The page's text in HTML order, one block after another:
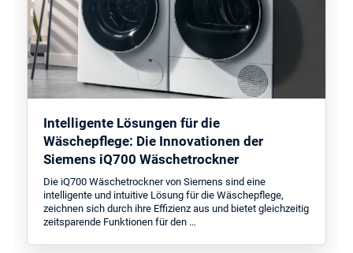
Intelligente Lösungen für die
Wäschepflege: Die Innovationen der
Siemens iQ700 Wäschetrockner
Die iQ700 Wäschetrockner von Siemens sind eine
intelligente und intuitive Lösung für die Wäschepflege,
zeichnen sich durch ihre Effizienz aus und bietet gleichzeitig
zeitsparende Funktionen für den …